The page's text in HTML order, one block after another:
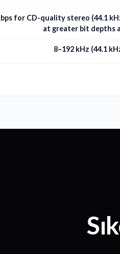
for CD-quality stereo (44.1
at greater bit depths
8–192 kHz (44.1